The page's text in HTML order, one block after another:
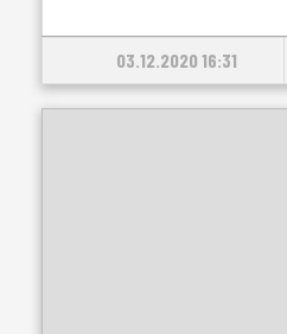
03.12.2020 16:31